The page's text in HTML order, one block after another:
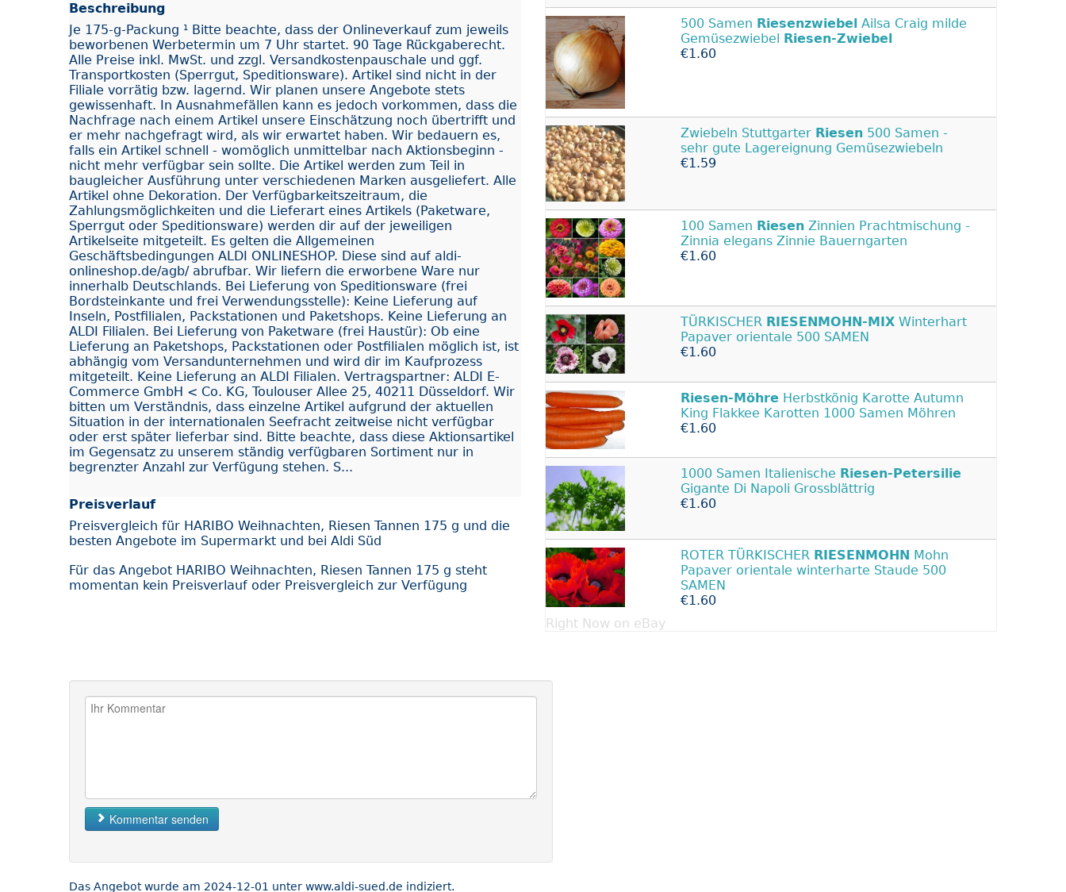
Beschreibung
Je 175-g-Packung ¹ Bitte beachte, dass der Onlineverkauf zum jeweils
beworbenen Werbetermin um 7 Uhr startet. 90 Tage Rückgaberecht.
Alle Preise inkl. MwSt. und zzgl. Versandkostenpauschale und ggf.
Transportkosten (Sperrgut, Speditionsware). Artikel sind nicht in der
Filiale vorrätig bzw. lagernd. Wir planen unsere Angebote stets
gewissenhaft. In Ausnahmefällen kann es jedoch vorkommen, dass die
Nachfrage nach einem Artikel unsere Einschätzung noch übertrifft und
er mehr nachgefragt wird, als wir erwartet haben. Wir bedauern es,
falls ein Artikel schnell - womöglich unmittelbar nach Aktionsbeginn -
nicht mehr verfügbar sein sollte. Die Artikel werden zum Teil in
baugleicher Ausführung unter verschiedenen Marken ausgeliefert. Alle
Artikel ohne Dekoration. Der Verfügbarkeitszeitraum, die
Zahlungsmöglichkeiten und die Lieferart eines Artikels (Paketware,
Sperrgut oder Speditionsware) werden dir auf der jeweiligen
Artikelseite mitgeteilt. Es gelten die Allgemeinen
Geschäftsbedingungen ALDI ONLINESHOP. Diese sind auf aldi-
onlineshop.de/agb/ abrufbar. Wir liefern die erworbene Ware nur
innerhalb Deutschlands. Bei Lieferung von Speditionsware (frei
Bordsteinkante und frei Verwendungsstelle): Keine Lieferung auf
Inseln, Postfilialen, Packstationen und Paketshops. Keine Lieferung an
ALDI Filialen. Bei Lieferung von Paketware (frei Haustür): Ob eine
Lieferung an Paketshops, Packstationen oder Postfilialen möglich ist, ist
abhängig vom Versandunternehmen und wird dir im Kaufprozess
mitgeteilt. Keine Lieferung an ALDI Filialen. Vertragspartner: ALDI E-
Commerce GmbH < Co. KG, Toulouser Allee 25, 40211 Düsseldorf. Wir
bitten um Verständnis, dass einzelne Artikel aufgrund der aktuellen
Situation in der internationalen Seefracht zeitweise nicht verfügbar
oder erst später lieferbar sind. Bitte beachte, dass diese Aktionsartikel
im Gegensatz zu unserem ständig verfügbaren Sortiment nur in
begrenzter Anzahl zur Verfügung stehen. S...
Preisverlauf
Preisvergleich für HARIBO Weihnachten, Riesen Tannen 175 g und die
besten Angebote im Supermarkt und bei Aldi Süd
Für das Angebot HARIBO Weihnachten, Riesen Tannen 175 g steht
momentan kein Preisverlauf oder Preisvergleich zur Verfügung
500 Samen Riesenzwiebel Ailsa Craig milde
Gemüsezwiebel
Riesen-Zwiebel
€1.60
Zwiebeln Stuttgarter Riesen 500 Samen -
sehr gute Lagereignung Gemüsezwiebeln
€1.59
100 Samen Riesen Zinnien Prachtmischung -
Zinnia elegans Zinnie Bauerngarten
€1.60
TÜRKISCHER RIESENMOHN-MIX Winterhart
Papaver orientale 500 SAMEN
€1.60
Riesen-Möhre Herbstkönig Karotte Autumn
King Flakkee Karotten 1000 Samen Möhren
€1.60
1000 Samen Italienische Riesen-Petersilie
Gigante Di Napoli Grossblättrig
€1.60
ROTER TÜRKISCHER RIESENMOHN Mohn
Papaver orientale winterharte Staude 500
SAMEN
€1.60
Right Now on eBay
Kommentar senden
Das Angebot wurde am 2024-12-01 unter www.aldi-sued.de indiziert.